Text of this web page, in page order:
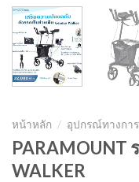
หน้าหลัก / อุปกรณ์ทางกา
PARAMOUNT
WALKER